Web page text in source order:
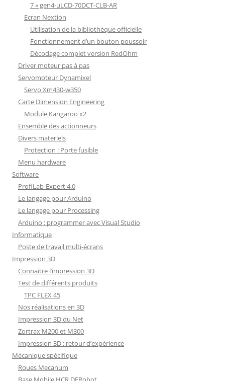
7 » gen4-uLCD-70DCT-CLB-AR
Ecran Nextion
Utilisation de la bibliothèque officielle
Fonctionnement d’un bouton poussoir
Décodage complet version RedOhm
Driver moteur pas à pas
Servomoteur Dynamixel
Servo Xm430-w350
Carte Dimension Engineering
Module Kangaroo x2
Ensemble des actionneurs
Divers materiels
Protection : Porte fusible
Menu hardware
Software
ProfiLab-Expert 4.0
Le langage pour Arduino
Le langage pour Processing
Arduino : programmer avec Visual Studio
Informatique
Poste de travail multi-écrans
Impression 3D
Connaitre l’impression 3D
Test de différents produits
TPC FLEX 45
Nos réalisations en 3D
Impression 3D du Net
Zortrax M200 et M300
Impression 3D : retour d’expérience
Mécanique spécifique
Roues Mecanum